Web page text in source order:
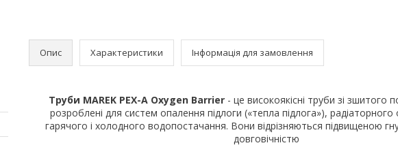
Опис Характеристики Інформація для замовлення
Труби MAREK PEX-A Oxygen Barrier - це високоякісні труби зі зшитого
розроблені для систем опалення підлоги («тепла підлога»),
гарячого і холодного водопостачання. Вони відрізняються підвищеною
довговічністю